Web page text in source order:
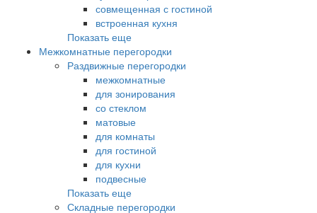
совмещенная с гостиной
встроенная кухня
Показать еще
Межкомнатные перегородки
Раздвижные перегородки
межкомнатные
для зонирования
со стеклом
матовые
для комнаты
для гостиной
для кухни
подвесные
Показать еще
Складные перегородки